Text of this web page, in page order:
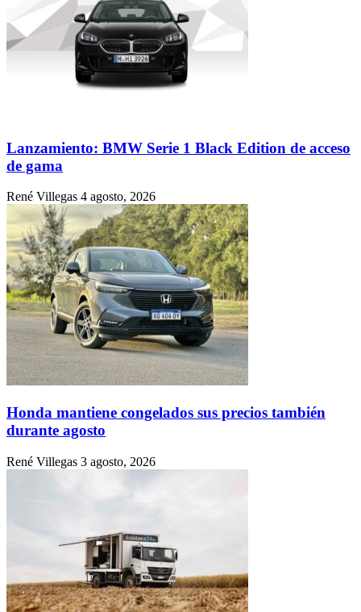
Lanzamiento: BMW Serie 1 Black Edition de acceso
de gama
René Villegas 4 agosto, 2026
Honda mantiene congelados sus precios también
durante agosto
René Villegas 3 agosto, 2026